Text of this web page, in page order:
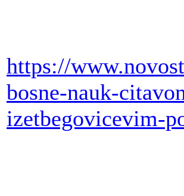
https://
bosne-nauk-
izetbegovicevim-